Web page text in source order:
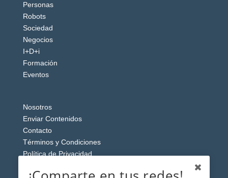
Personas
Robots
Sociedad
Negocios
I+D+i
Formación
Eventos
Nosotros
Enviar Contenidos
Contacto
Términos y Condiciones
Política de Privacidad